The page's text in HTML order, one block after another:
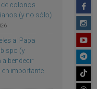
de colonos
(y no sólo)
al Papa
(y
a bendecir
importante